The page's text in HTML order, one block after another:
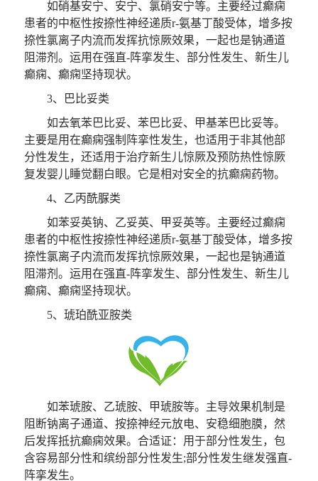
如硝基安宁、安宁、氯硝安宁等。主要经过癫痫
患者的中枢性按捺性神经递质r-氨基丁酸受体，增多按
捺性氯离子内流而发挥抗惊厥效果，一起也是钠通道
阻滞剂。运用在强直-阵挛发生、部分性发生、新生儿
癫痫、癫痫坚持现状。
3、巴比妥类
如去氧苯巴比妥、苯巴比妥、甲基苯巴比妥等。
主要是用在癫痫强制阵挛性发生，也适用于非其他部
分性发生，还适用于治疗新生儿惊厥及预防热性惊厥
复发婴儿睡觉翻白眼。它是相对安全的抗癫痫药物。
4、乙丙酰脲类
如苯妥英钠、乙妥英、甲妥英等。主要经过癫痫
患者的中枢性按捺性神经递质r-氨基丁酸受体，增多按
捺性氯离子内流而发挥抗惊厥效果，一起也是钠通道
阻滞剂。运用在强直-阵挛发生、部分性发生、新生儿
癫痫、癫痫坚持现状。
5、琥珀酰亚胺类
如苯琥胺、乙琥胺、甲琥胺等。主导效果机制是
阻断钠离子通道、按捺神经元放电、安稳细胞膜，然
后发挥抵抗癫痫效果。合适证：用于部分性发生，包
含容易部分性和缤纷部分性发生;部分性发生继发强直-
阵挛发生。